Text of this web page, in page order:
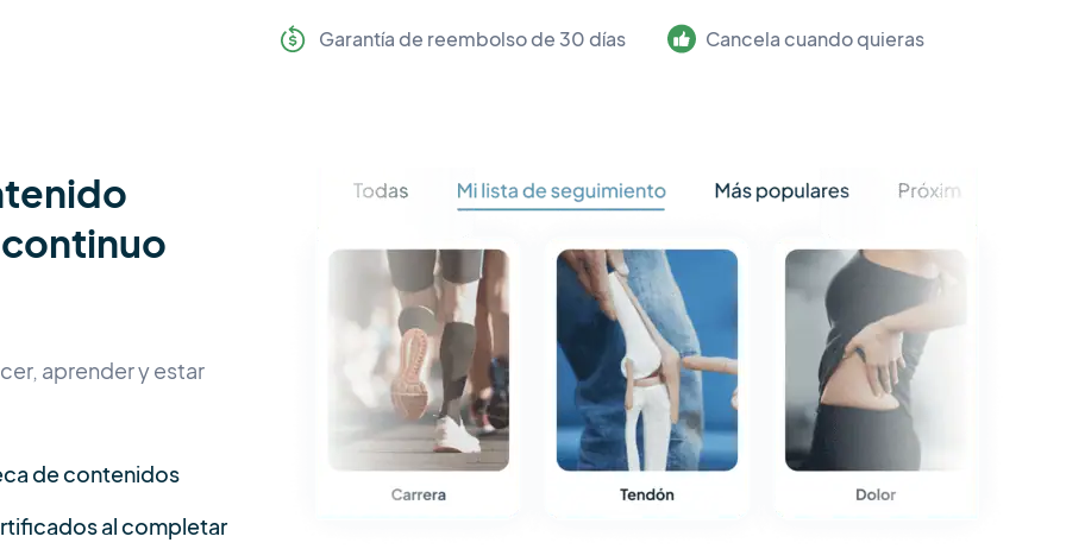
Garantía de reembolso de 30 días Cancela cuando quieras
aprender y estar
de contenidos
al completar